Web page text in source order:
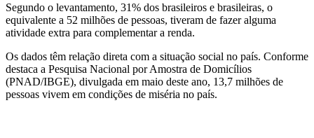
Segundo o levantamento, 31% dos brasileiros e brasileiras, o
equivalente a 52 milhões de pessoas, tiveram de fazer alguma
atividade extra para complementar a renda.
Os dados têm relação direta com a situação social no país. Conforme
destaca a Pesquisa Nacional por Amostra de Domicílios
(PNAD/IBGE), divulgada em maio deste ano, 13,7 milhões de
pessoas vivem em condições de miséria no país.